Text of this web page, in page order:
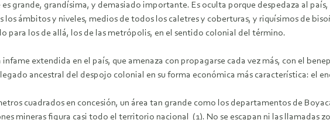
grande, grandísima, y demasiado importante. Es oculta porque despedaza al
ámbitos y niveles, medios de todos los caletres y coberturas, y riquísimos de
para los de allá, los de las metrópolis, en el sentido colonial del término.
extendida en el país, que amenaza con propagarse cada vez más, con el
ancestral del despojo colonial en su forma económica más característica: el
cuadrados en concesión, un área tan grande como los departamentos de
mineras figura casi todo el territorio nacional (1). No se escapan ni las llamadas